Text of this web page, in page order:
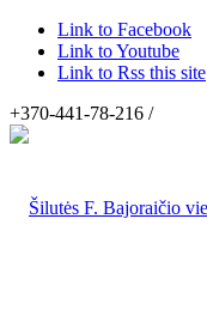
Link to Facebook
Link to Youtube
Link to Rss this site
+370-441-78-216 /